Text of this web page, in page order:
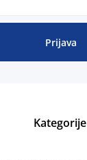
Prijava
Kategorije